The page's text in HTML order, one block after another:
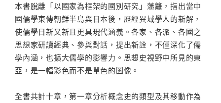
本書脫離「以國家為框架的國別研究」藩籬，指出當中
國儒學東傳朝鮮半島與日本後，歷經異域學人的新解，
使儒學日新又新且更具現代涵義。各家、各派、各國之
思想家研讀經典、參與對話，提出新詮，不僅深化了儒
學內涵，也擴大儒學的影響力。思想史視野中所見的東
亞，是一幅彩色而不是單色的圖像。
全書共計十章，第一章分析概念史的類型及其移動作為